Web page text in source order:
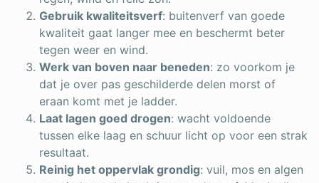
Gebruik kwaliteitsverf: buitenverf van goede
kwaliteit gaat langer mee en beschermt beter
tegen weer en wind.
Werk van boven naar beneden: zo voorkom je
dat je over pas geschilderde delen morst of
eraan komt met je ladder.
Laat lagen goed drogen: wacht voldoende
tussen elke laag en schuur licht op voor een strak
resultaat.
Reinig het oppervlak grondig: vuil, mos en algen